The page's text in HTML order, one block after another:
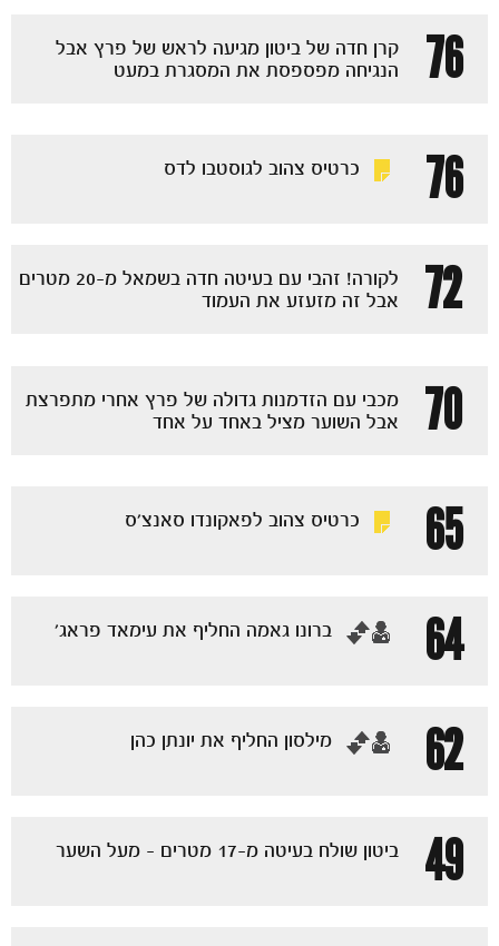
משחקים
76
קרן חדה של ביטון מגיעה לראש של פרץ אבל
הנגיחה מפספסת את המסגרת במעט
76 כרטיס צהוב לגוסטבו לדס
72
לקורה! זהבי עם בעיטה חדה בשמאל מ-20 מטרים
אבל זה מזעזע את העמוד
70
מכבי עם הזדמנות גדולה של פרץ אחרי מתפרצת
אבל השוער מציל באחד על אחד
65 כרטיס צהוב לפאקונדו סאנצ'ס
64 ‏ברונו גאמה החליף את עימאד פראג'
62 ‏מילסון החליף את יונתן כהן
49 ביטון שולח בעיטה מ-17 מטרים - מעל השער